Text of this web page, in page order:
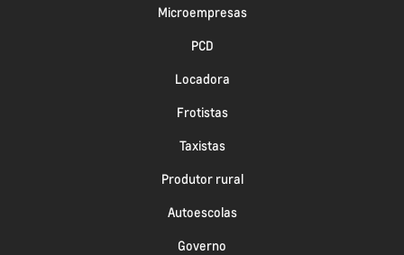
Microempresas
PCD
Locadora
Frotistas
Taxistas
Produtor rural
Autoescolas
Governo